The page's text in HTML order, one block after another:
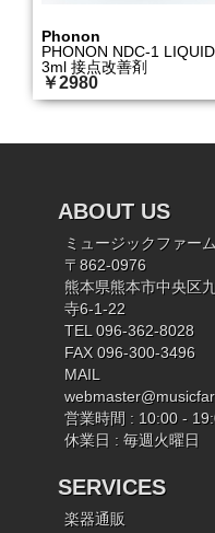
Phonon
PHONON NDC-1 LIQUID
3ml 接点改善剤
￥2980
ABOUT US
ミュージックファーム
〒862-0976
熊本県熊本市中央区
寺6-1-22
TEL 096-362-8028
FAX 096-300-3496
MAIL
営業時間 : 10:00 -
休業日 : 毎週火曜日
SERVICES
楽器通販